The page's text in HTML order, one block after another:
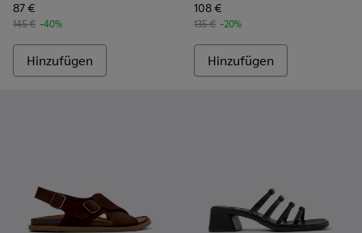
87 €
145 € -40%
Hinzufügen
108 €
135 € -20%
Hinzufügen